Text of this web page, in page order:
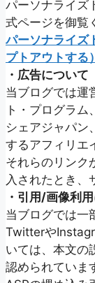
パーソナライズ
式ページを御覧
パーソナライズ
プトアウトする
・広告について
当ブログでは運
ト・プログラ
シェアジャパン
するアフィリエ
それらのリンク
入されたとき、
・引用/画像利
当ブログでは一
Twitterや
いては、本文の
認められていま